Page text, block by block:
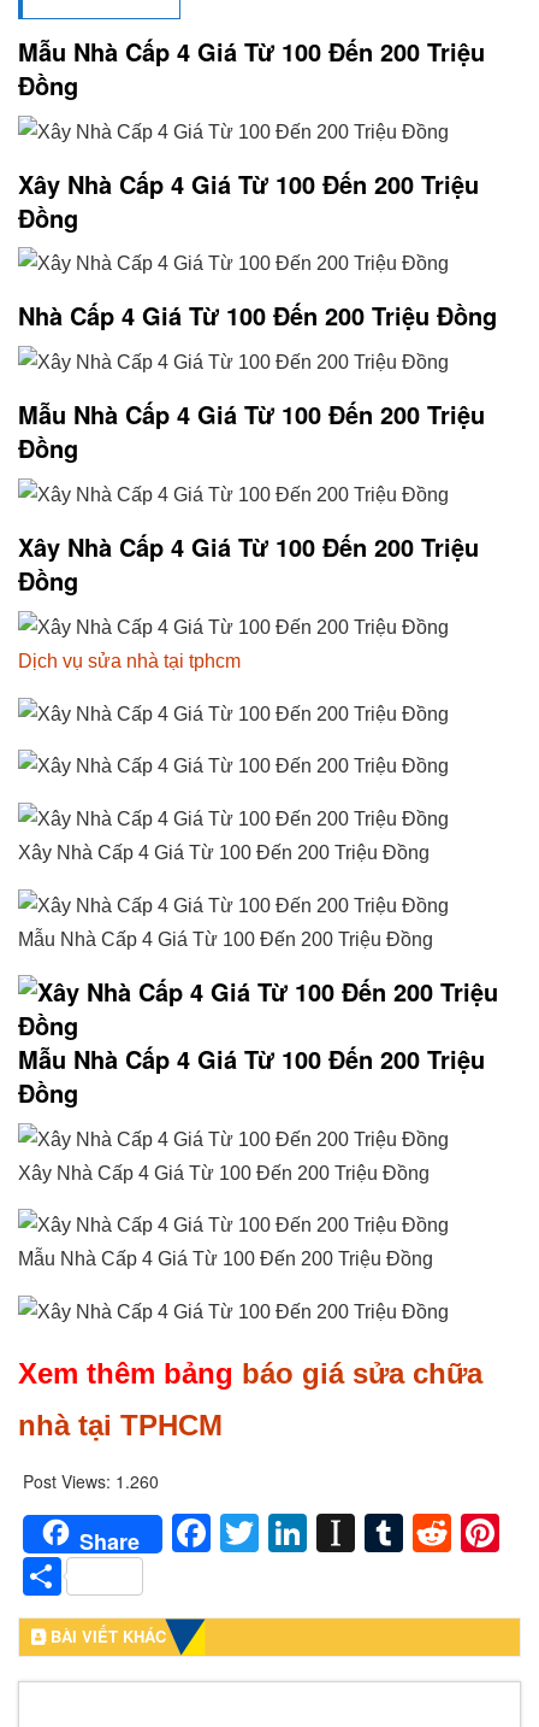
Mẫu Nhà Cấp 4 Giá Từ 100 Đến 200 Triệu
Đồng
Xây Nhà Cấp 4 Giá Từ 100 Đến 200 Triệu
Đồng
Nhà Cấp 4 Giá Từ 100 Đến 200 Triệu Đồng
Mẫu Nhà Cấp 4 Giá Từ 100 Đến 200 Triệu
Đồng
Xây Nhà Cấp 4 Giá Từ 100 Đến 200 Triệu
Đồng
Dịch vụ sửa nhà tại tphcm
Xây Nhà Cấp 4 Giá Từ 100 Đến 200 Triệu Đồng
Mẫu Nhà Cấp 4 Giá Từ 100 Đến 200 Triệu Đồng
Mẫu Nhà Cấp 4 Giá Từ 100 Đến 200 Triệu
Đồng
Xây Nhà Cấp 4 Giá Từ 100 Đến 200 Triệu Đồng
Mẫu Nhà Cấp 4 Giá Từ 100 Đến 200 Triệu Đồng
Xem thêm bảng báo giá sửa chữa
nhà tại TPHCM
Post Views: 1.260
Share Facebook
TwitterLinkedIn
Instapaper
Tumblr
Share
BÀI VIẾT KHÁC